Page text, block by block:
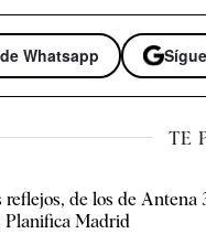
Whatsapp
TE
reflejos, de los de Antena
Planifica Madrid